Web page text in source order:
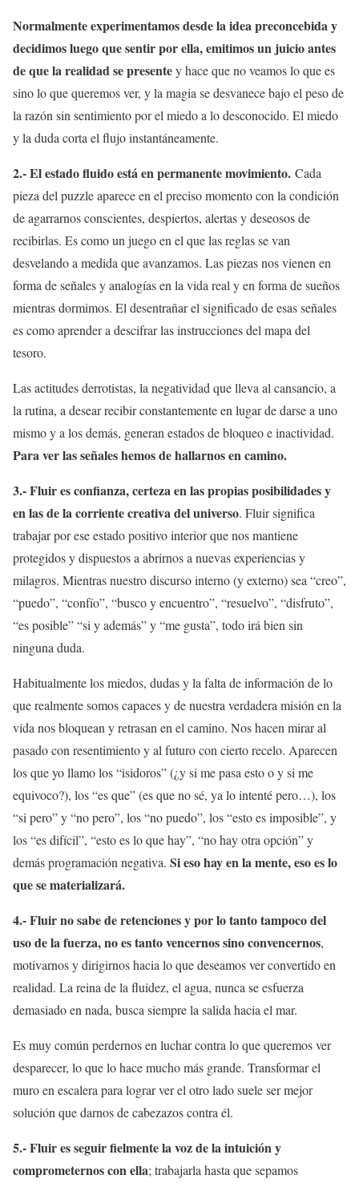
Normalmente experimentamos desde la idea preconcebida y
decidimos luego que sentir por ella, emitimos un juicio antes
de que la realidad se presentey hace que no veamos lo que es
sino lo que queremos ver, y la magia se desvanece bajo el peso de
la razón sin sentimiento por el miedo a lo desconocido. El miedo
y la duda corta el flujo instantáneamente.
2.- El estado fluido está en permanente movimiento. Cada
pieza del puzzle aparece en el preciso momento con la condición
de agarrarnos conscientes, despiertos, alertas y deseosos de
recibirlas. Es como un juego en el que las reglas se van
desvelando a medida que avanzamos. Las piezas nos vienen en
forma de señales y analogías en la vida real y en forma de sueños
mientras dormimos. El desentrañar el significado de esas señales
es como aprender a descifrar las instrucciones del mapa del
tesoro.
Las actitudes derrotistas, la negatividad que lleva al cansancio, a
la rutina, a desear recibir constantemente en lugar de darse a uno
mismo y a los demás, generan estados de bloqueo e inactividad.
Para ver las señales hemos de hallarnos en camino.
3.- Fluir es confianza, certeza en las propias posibilidades y
en las de la corriente creativa del universo. Fluir significa
trabajar por ese estado positivo interior que nos mantiene
protegidos y dispuestos a abrirnos a nuevas experiencias y
milagros. Mientras nuestro discurso interno (y externo) sea “creo”,
“puedo”, “confío”, “busco y encuentro”, “resuelvo”, “disfruto”,
“es posible” “si y además” y “me gusta”, todo irá bien sin
ninguna duda.
Habitualmente los miedos, dudas y la falta de información de lo
que realmente somos capaces y de nuestra verdadera misión en la
vida nos bloquean y retrasan en el camino. Nos hacen mirar al
pasado con resentimiento y al futuro con cierto recelo. Aparecen
los que yo llamo los “isidoros” (¿y si me pasa esto o y si me
equivoco?), los “es que” (es que no sé, ya lo intenté pero…), los
“si pero” y “no pero”, los “no puedo”, los “esto es imposible”, y
los “es difícil”, “esto es lo que hay”, “no hay otra opción” y
demás programación negativa. Si eso hay en la mente, eso es lo
que se materializará.
4.- Fluir no sabe de retenciones y por lo tanto tampoco del
uso de la fuerza, no es tanto vencernos sino convencernos,
motivarnos y dirigirnos hacia lo que deseamos ver convertido en
realidad. La reina de la fluidez, el agua, nunca se esfuerza
demasiado en nada, busca siempre la salida hacia el mar.
Es muy común perdernos en luchar contra lo que queremos ver
desparecer, lo que lo hace mucho más grande. Transformar el
muro en escalera para lograr ver el otro lado suele ser mejor
solución que darnos de cabezazos contra él.
5.- Fluir es seguir fielmente la voz de la intuición y
comprometernos con ella; trabajarla hasta que sepamos